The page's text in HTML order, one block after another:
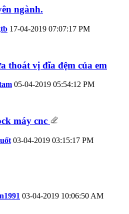
ngành.
17-04-2019 07:07:17 PM
thoát vị đĩa đệm của em
05-04-2019 05:54:12 PM
máy cnc
03-04-2019 03:15:17 PM
03-04-2019 10:06:50 AM